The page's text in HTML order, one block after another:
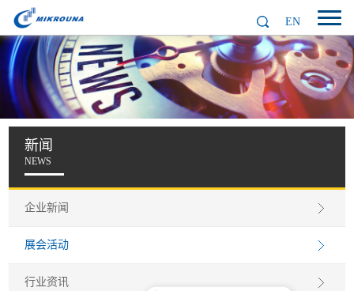
EN
新闻
NEWS
企业新闻
展会活动
行业资讯